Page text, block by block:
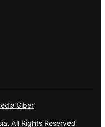
Siber
All Rights Reserved